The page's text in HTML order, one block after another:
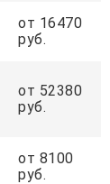
от 16470
руб.
от 52380
руб.
от 8100
руб.